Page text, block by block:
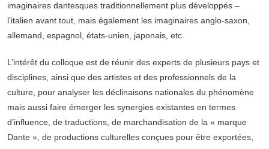
imaginaires dantesques traditionnellement plus développés –
l’italien avant tout, mais également les imaginaires anglo-saxon,
allemand, espagnol, états-unien, japonais, etc.
L’intérêt du colloque est de réunir des experts de plusieurs pays et
disciplines, ainsi que des artistes et des professionnels de la
culture, pour analyser les déclinaisons nationales du phénomène
mais aussi faire émerger les synergies existantes en termes
d’influence, de traductions, de marchandisation de la « marque
Dante », de productions culturelles conçues pour être exportées,